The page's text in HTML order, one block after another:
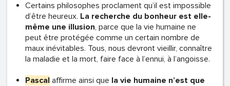
Certains philosophes proclament qu’il est impossible
d’être heureux. La recherche du bonheur est elle-
même une illusion, parce que la vie humaine ne
peut être protégée comme un certain nombre de
maux inévitables. Tous, nous devront vieillir, connaître
la maladie et la mort, faire face à l’ennui, à l’angoisse.
Pascal affirme ainsi que la vie humaine n’est que